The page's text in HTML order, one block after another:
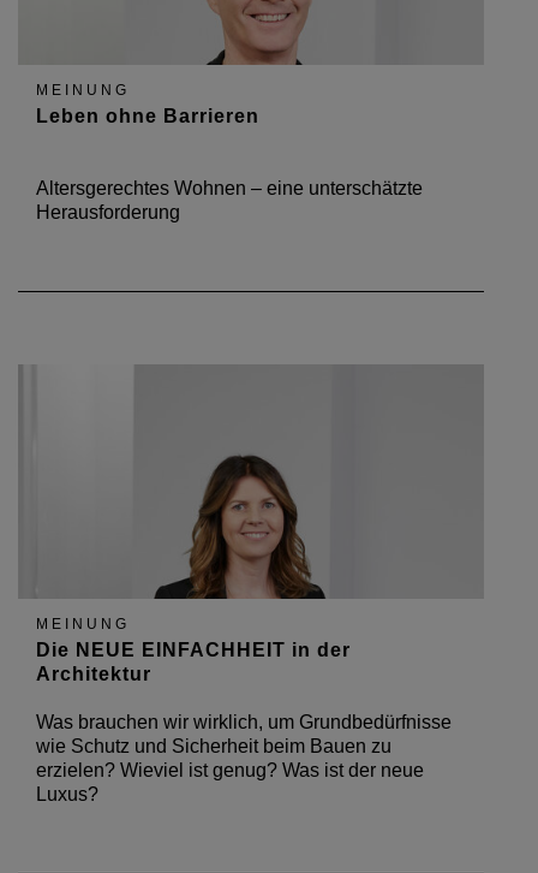
MEINUNG
Leben ohne Barrieren
Altersgerechtes Wohnen – eine unterschätzte
Herausforderung
MEINUNG
Die NEUE EINFACHHEIT in der
Architektur
Was brauchen wir wirklich, um Grundbedürfnisse
wie Schutz und Sicherheit beim Bauen zu
erzielen? Wieviel ist genug? Was ist der neue
Luxus?